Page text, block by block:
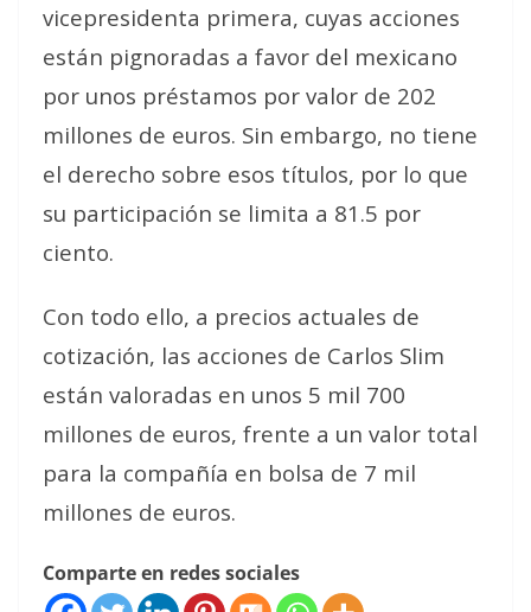
vicepresidenta primera, cuyas acciones
están pignoradas a favor del mexicano
por unos préstamos por valor de 202
millones de euros. Sin embargo, no tiene
el derecho sobre esos títulos, por lo que
su participación se limita a 81.5 por
ciento.
Con todo ello, a precios actuales de
cotización, las acciones de Carlos Slim
están valoradas en unos 5 mil 700
millones de euros, frente a un valor total
para la compañía en bolsa de 7 mil
millones de euros.
Comparte en redes sociales